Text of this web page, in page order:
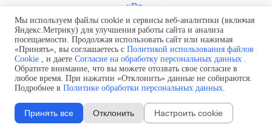
кВт
VFD-
370FP4EA-
52S 380В, 37
кВт
VFD-
450FP4EA-
52S 380В, 45
кВт
VFD-
550FP4EA-
52S 380В, 55
Мы используем файлы cookie и сервисы веб-аналитики (включая
Яндекс.Метрику) для улучшения работы сайта и анализа
посещаемости. Продолжая использовать сайт или нажимая
«Принять», вы соглашаетесь с Политикой использования файлов
Cookie , и даете Согласие на обработку персональных данных .
Обратите внимание, что вы можете отозвать свое согласие в
любое время. При нажатии «Отклонить» данные не собираются.
Подробнее в Политике обработки персональных данных.
Принять все Отклонить Настроить cookie